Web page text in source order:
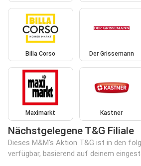
Billa Corso Der Grissemann
Maximarkt Kastner
Nächstgelegene T&G Filiale
Dieses M&M's Aktion T&G ist in den
verfügbar, basierend auf deinem